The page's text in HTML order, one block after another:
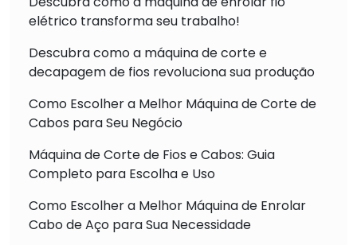
elétrico transforma seu trabalho!
Descubra como a máquina de corte e
decapagem de fios revoluciona sua produção
Como Escolher a Melhor Máquina de Corte de
Cabos para Seu Negócio
Máquina de Corte de Fios e Cabos: Guia
Completo para Escolha e Uso
Como Escolher a Melhor Máquina de Enrolar
Cabo de Aço para Sua Necessidade